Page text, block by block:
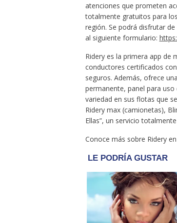
atenciones que prometen
totalmente gratuitos para
región. Se podrá disfrutar
al siguiente formulario:
Ridery es la primera app de
conductores certificados
seguros. Además, ofrece
permanente, panel para
variedad en sus flotas que
Ridery max (camionetas),
Ellas”, un servicio
Conoce más sobre Ridery